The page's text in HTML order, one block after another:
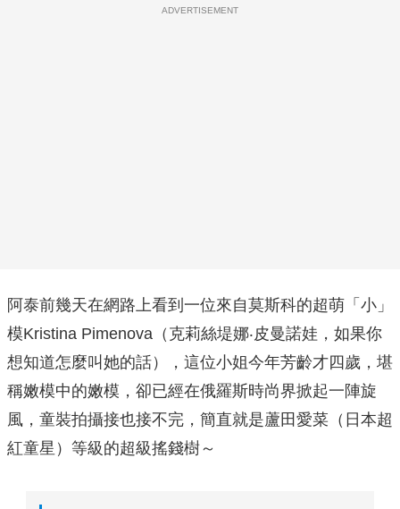
ADVERTISEMENT
阿泰前幾天在網路上看到一位來自莫斯科的超萌「小」
模Kristina Pimenova（克莉絲堤娜‧皮曼諾娃，如果你
想知道怎麼叫她的話），這位小姐今年芳齡才四歲，堪
稱嫩模中的嫩模，卻已經在俄羅斯時尚界掀起一陣旋
風，童裝拍攝接也接不完，簡直就是蘆田愛菜（日本超
紅童星）等級的超級搖錢樹～